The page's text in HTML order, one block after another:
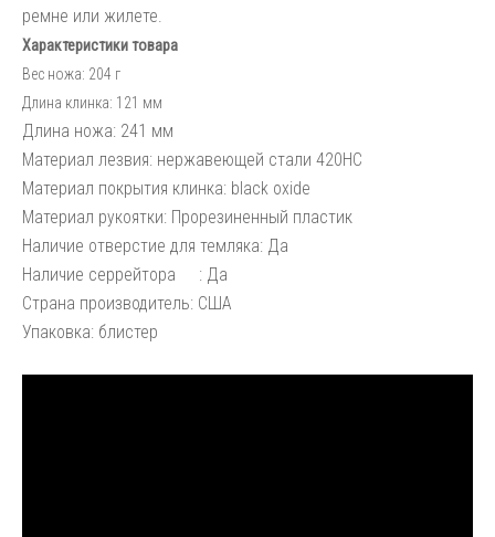
ремне или жилете.
Характеристики товара
Вес ножа: 204 г
Длина клинка: 121 мм
Длина ножа: 241 мм
Материал лезвия: нержавеющей стали 420HC
Материал покрытия клинка: black oxide
Материал рукоятки: Прорезиненный пластик
Наличие отверстие для темляка: Да
Наличие серрейтора
: Да
Страна производитель: США
Упаковка: блистер